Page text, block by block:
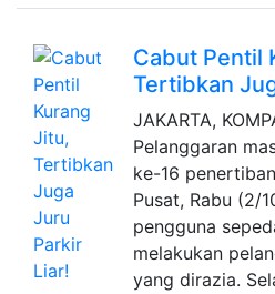
Cabut Pentil
Tertibkan
JAKARTA,
Pelanggaran
ke-16
Pusat, Rabu (2/
pengguna
melakukan
yang dirazia.